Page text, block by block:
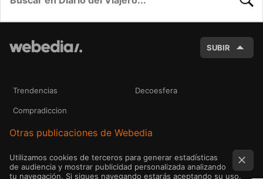
SUBIR
Trendencias Decoesfera
Compradiccion
Otras publicaciones de Webedia
Utilizamos cookies de terceros para generar estadísticas
de audiencia y mostrar publicidad personalizada analizando
tu navegación. Si sigues navegando estarás aceptando su uso.